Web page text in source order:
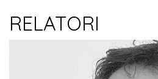
RELATORI